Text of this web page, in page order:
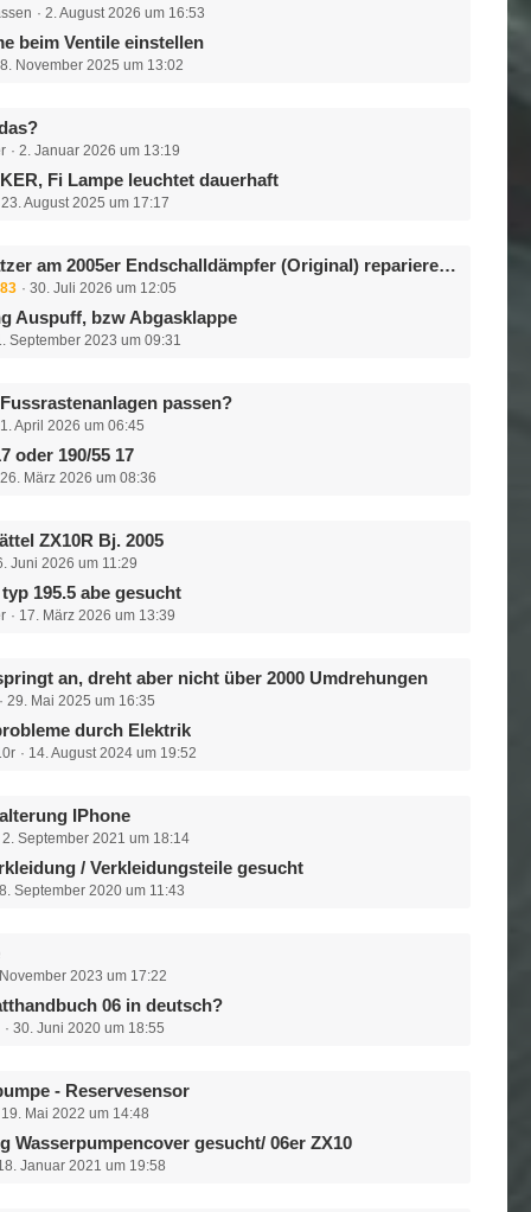
2. August 2026 um 16:53
beim Ventile einstellen
8. November 2025 um 13:02
2. Januar 2026 um 13:19
Fi Lampe leuchtet dauerhaft
23. August 2025 um 17:17
am 2005er Endschalldämpfer (Original) reparieren?
30. Juli 2026 um 12:05
Auspuff, bzw Abgasklappe
September 2023 um 09:31
passen?
1. April 2026 um 06:45
oder 190/55 17
26. März 2026 um 08:36
ZX10R Bj. 2005
Juni 2026 um 11:29
195.5 abe gesucht
17. März 2026 um 13:39
an, dreht aber nicht über 2000 Umdrehungen
29. Mai 2025 um 16:35
durch Elektrik
14. August 2024 um 19:52
IPhone
2. September 2021 um 18:14
/ Verkleidungsteile gesucht
September 2020 um 11:43
2023 um 17:22
06 in deutsch?
30. Juni 2020 um 18:55
- Reservesensor
19. Mai 2022 um 14:48
Wasserpumpencover gesucht/ 06er ZX10
Januar 2021 um 19:58